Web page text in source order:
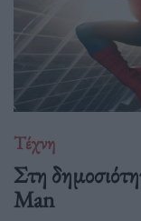
Τέχνη
Στη
Man